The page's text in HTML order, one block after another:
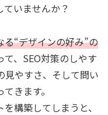
いませんか？
“デザインの好み”の
て、SEO対策のしやす
見やすさ、そして問い
きます。
構築してしまうと、